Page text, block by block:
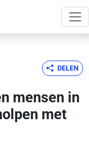
DELEN
mensen in
met